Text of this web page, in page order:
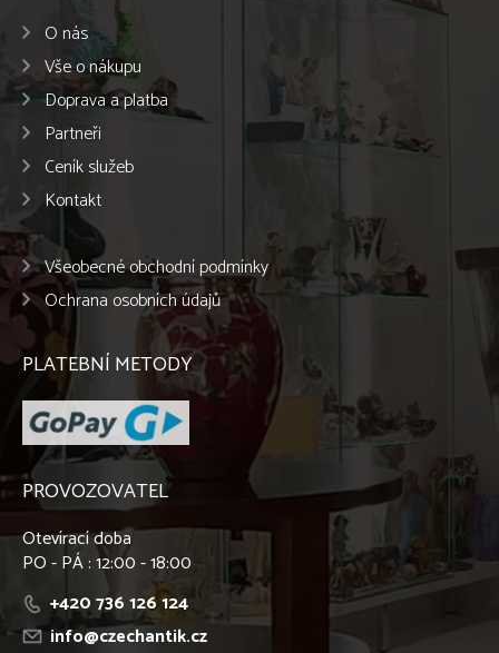
O nás
Vše o nákupu
Doprava a platba
Partneři
Ceník služeb
Kontakt
Všeobecné obchodní podmínky
Ochrana osobních údajů
PLATEBNÍ METODY
PROVOZOVATEL
Otevírací doba
PO - PÁ : 12:00 - 18:00
+420 736 126 124
info@czechantik.cz